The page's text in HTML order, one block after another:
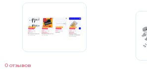
0 отзывов